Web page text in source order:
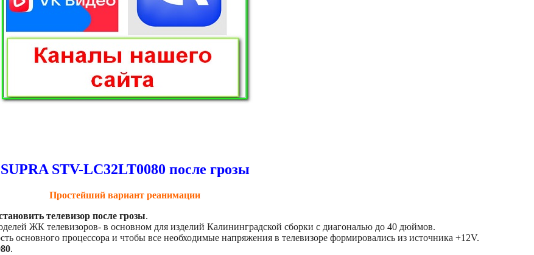
SUPRA STV-LC32LT0080 после грозы
Простейший вариант реанимации
телевизор после грозы.
ЖК телевизоров- в основном для изделий Калининградской сборки с диагональю до 40 дюймов.
основного процессора и чтобы все необходимые напряжения в телевизоре формировались из источника +12V.
.